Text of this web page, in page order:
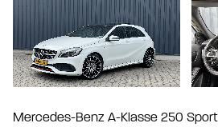
Mercedes-Benz A-Klasse 250 Sport